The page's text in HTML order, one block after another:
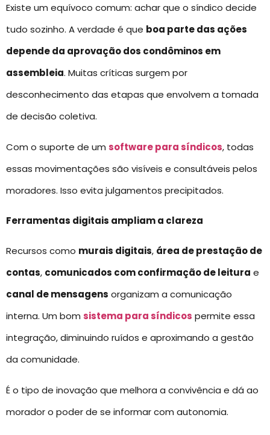
Existe um equívoco comum: achar que o síndico decide
tudo sozinho. A verdade é que boa parte das ações
depende da aprovação dos condôminos em
assembleia. Muitas críticas surgem por
desconhecimento das etapas que envolvem a tomada
de decisão coletiva.
Com o suporte de um software para síndicos, todas
essas movimentações são visíveis e consultáveis pelos
moradores. Isso evita julgamentos precipitados.
Ferramentas digitais ampliam a clareza
Recursos como murais digitais, área de prestação de
contas, comunicados com confirmação de leitura e
canal de mensagens organizam a comunicação
interna. Um bom sistema para síndicos permite essa
integração, diminuindo ruídos e aproximando a gestão
da comunidade.
É o tipo de inovação que melhora a convivência e dá ao
morador o poder de se informar com autonomia.